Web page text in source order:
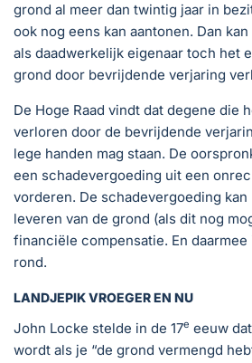
grond al meer dan twintig jaar in
ook nog eens kan aantonen. Dan
als daadwerkelijk eigenaar toch het
grond door bevrijdende verjaring
De Hoge Raad vindt dat degene die
verloren door de bevrijdende
lege handen mag staan. De
een schadevergoeding uit een
vorderen. De schadevergoeding
leveren van de grond (als dit nog
financiële compensatie. En
rond.
LANDJEPIK VROEGER EN NU
John Locke stelde in de 17e eeuw
wordt als je “de grond vermengd